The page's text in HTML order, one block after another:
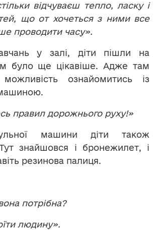
відчуваєш тепло, ласку і
що от хочеться з ними все
проводити часу».
у залі, діти пішли на
було ще цікавіше. Адже там
ознайомитись із
правил дорожнього руху!»
машини діти також
знайшовся і бронежилет, і
резинова палиця.
потрібна?
людину».